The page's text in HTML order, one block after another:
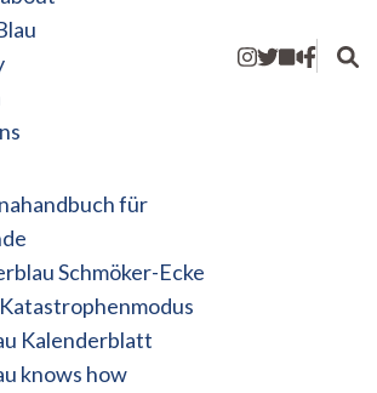
für
Schmöker-Ecke
Kalenderblatt
knows how